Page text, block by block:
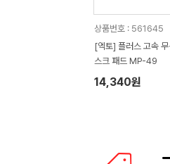
상품번호 : 561645
[엑토] 플러스 고속 무
스크 패드 MP-49
14,340원